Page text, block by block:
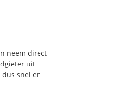
neem direct
uit
snel en